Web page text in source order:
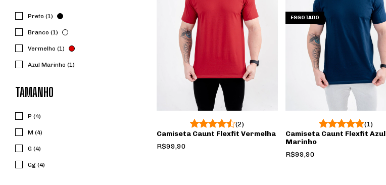
Preto (1)
Branco (1)
Vermelho (1)
Azul Marinho (1)
TAMANHO
P (4)
M (4)
G (4)
Gg (4)
(2)
Camiseta Caunt Flexfit Vermelha
R$99,90
ESGOTADO
(1)
Camiseta Caunt Flexfit Azul
Marinho
R$99,90